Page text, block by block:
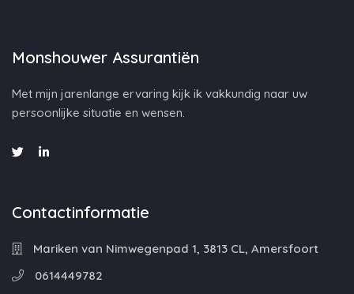
Monshouwer Assurantiën
Met mijn jarenlange ervaring kijk ik vakkundig naar uw
persoonlijke situatie en wensen.
Contactinformatie
Mariken van Nimwegenpad 1, 3813 CL, Amersfoort
0614449782